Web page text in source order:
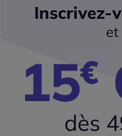
Inscrivez-
et